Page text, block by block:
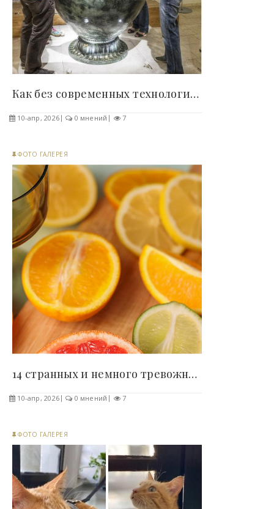
Как без современных технологий? 16 древних..
10-апр, 2026 0 мнений 7
ФОТО ГАЛЕРЕЯ
14 странных и немного тревожных фактов, после..
10-апр, 2026 0 мнений 7
ФОТО ГАЛЕРЕЯ